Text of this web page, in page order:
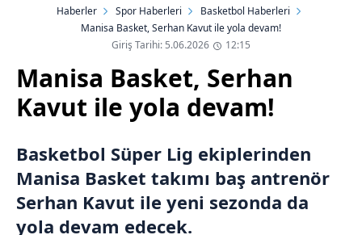
Haberler Spor Haberleri
Basketbol Haberleri
Manisa Basket, Serhan Kavut ile yola devam!
Giriş Tarihi: 5.06.2026
12:15
Manisa Basket, Serhan
Kavut ile yola devam!
Basketbol Süper Lig ekiplerinden
Manisa Basket takımı baş antrenör
Serhan Kavut ile yeni sezonda da
yola devam edecek.